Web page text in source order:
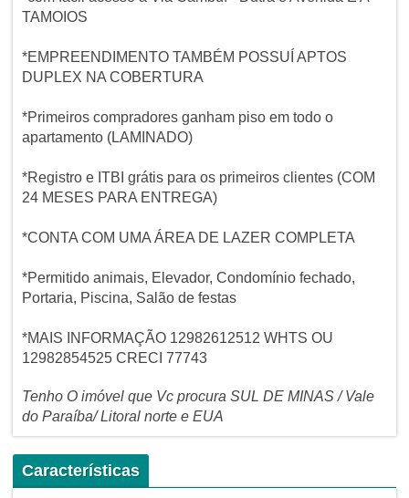
TAMOIOS
*EMPREENDIMENTO TAMBÉM POSSUÍ APTOS
DUPLEX NA COBERTURA
*Primeiros compradores ganham piso em todo o
apartamento (LAMINADO)
*Registro e ITBI grátis para os primeiros clientes (COM
24 MESES PARA ENTREGA)
*CONTA COM UMA ÁREA DE LAZER COMPLETA
*Permitido animais, Elevador, Condomínio fechado,
Portaria, Piscina, Salão de festas
*MAIS INFORMAÇÃO 12982612512 WHTS OU
12982854525 CRECI 77743
Tenho O imóvel que Vc procura SUL DE MINAS / Vale
do Paraíba/ Litoral norte e EUA
Características